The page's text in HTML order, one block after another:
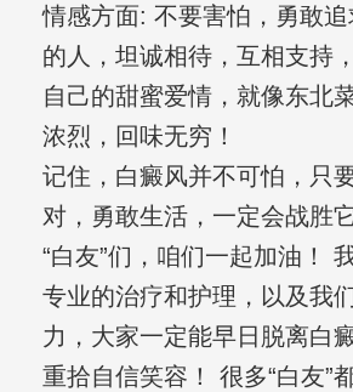
情感方面: 不要害怕，勇敢
的人，坦诚相待，互相支持
自己的甜蜜爱情，就像东北
浓烈，回味无穷！
记住，白癜风并不可怕，只
对，勇敢生活，一定会战胜它
“白友”们，咱们一起加油！
专业的治疗和护理，以及我
力，大家一定能早日脱离白
重拾自信笑容！ 很多“白友”